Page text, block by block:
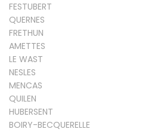
FESTUBERT
QUERNES
FRETHUN
AMETTES
LE WAST
NESLES
MENCAS
QUILEN
HUBERSENT
BOIRY-BECQUERELLE